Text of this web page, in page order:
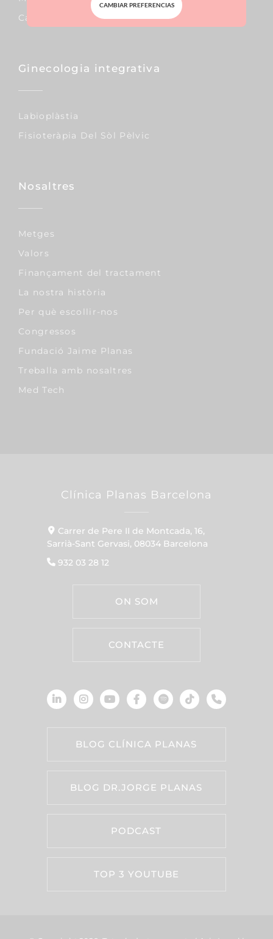
Calcula LMC
Ginecologia integrativa
Labioplàstia
Fisioteràpia Del Sòl Pèlvic
Nosaltres
Metges
Valors
Finançament del tractament
La nostra història
Per què escollir-nos
Congressos
Fundació Jaime Planas
Treballa amb nosaltres
Med Tech
Clínica Planas Barcelona
Carrer de Pere II de Montcada, 16,
Sarrià-Sant Gervasi, 08034 Barcelona
932 03 28 12
ON SOM
CONTACTE
BLOG CLÍNICA PLANAS
BLOG DR.JORGE PLANAS
PODCAST
TOP 3 YOUTUBE
CAMBIAR PREFERENCIAS